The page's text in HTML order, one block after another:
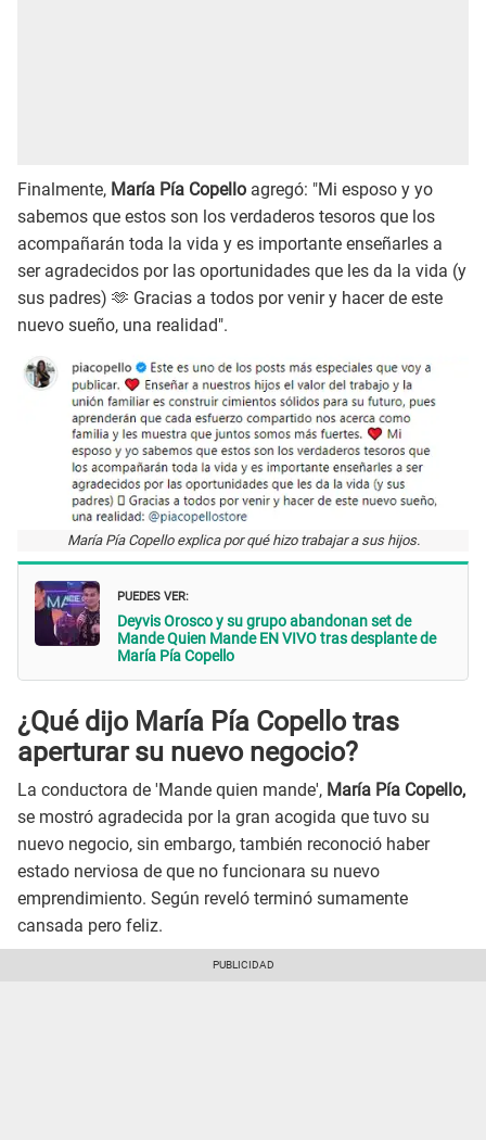
Finalmente, María Pía Copello agregó: "Mi esposo y yo
sabemos que estos son los verdaderos tesoros que los
acompañarán toda la vida y es importante enseñarles a
ser agradecidos por las oportunidades que les da la vida (y
sus padres) 🫶 Gracias a todos por venir y hacer de este
nuevo sueño, una realidad".
María Pía Copello explica por qué hizo trabajar a sus hijos.
PUEDES VER:
Deyvis Orosco y su grupo abandonan set de
Mande Quien Mande EN VIVO tras desplante de
María Pía Copello
¿Qué dijo María Pía Copello tras
aperturar su nuevo negocio?
La conductora de 'Mande quien mande', María Pía Copello,
se mostró agradecida por la gran acogida que tuvo su
nuevo negocio, sin embargo, también reconoció haber
estado nerviosa de que no funcionara su nuevo
emprendimiento. Según reveló terminó sumamente
cansada pero feliz.